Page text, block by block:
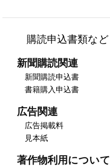
購読申込書類など
新聞購読関連
新聞購読申込書
書籍購入申込書
広告関連
広告掲載料
見本紙
著作物利用について